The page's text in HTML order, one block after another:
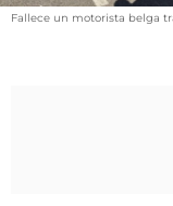
FIESTAS EN EL
Fallece un motorista belga